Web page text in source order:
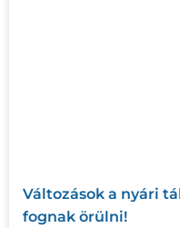
Változások a nyári
fognak örülni!